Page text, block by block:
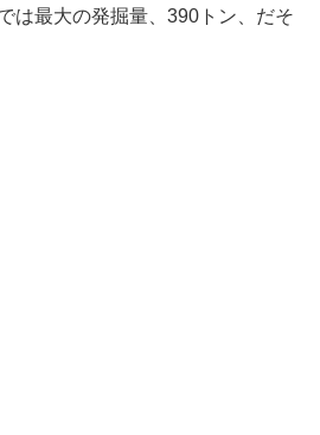
は最大の発掘量、390トン、だそ